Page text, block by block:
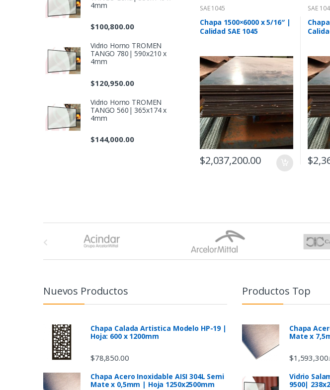
SAE 1045
Chapa 1500×6000 x 5/16″ |
Calidad SAE 1045
$2,037,200.00
SAE
$
4mm
$100,800.00
Vidrio Horno TROMEN
TANGO 780| 590x210 x
4mm
$120,950.00
Vidrio Horno TROMEN
TANGO 560| 365x174 x
4mm
$144,000.00
Nuevos Productos
Chapa Calada Artistica Modelo HP-19 |
Hoja: 600 x 1200mm
$78,850.00
Chapa Acero Inoxidable AISI 304L Semi
Mate x 0,5mm | Hoja 1250x2500mm
Productos Top
Chapa
Mate x
$
Vidrio
9500|